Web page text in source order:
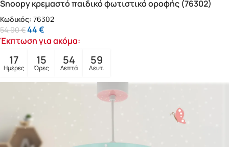
Snoopy κρεμαστό παιδικό φωτιστικό οροφής (76302)
Κωδικός: 76302
54,90€44€
Έκπτωση για ακόμα:
17
Ημέρες
15
Ώρες
54
Λεπτά
57
Δευτ.